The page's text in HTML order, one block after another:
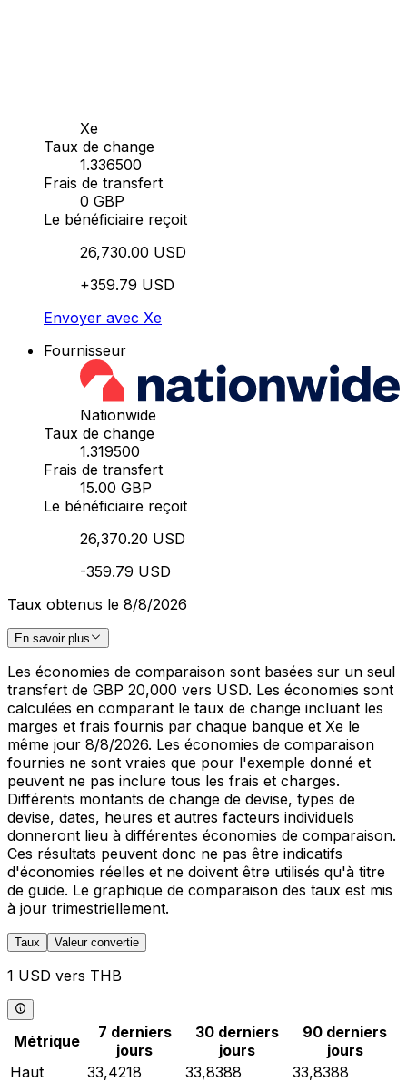
Xe
Taux de change
1.336500
Frais de transfert
0 GBP
Le bénéficiaire reçoit
26,730.00 USD
+359.79 USD
Envoyer avec Xe
Fournisseur
Nationwide
Taux de change
1.319500
Frais de transfert
15.00 GBP
Le bénéficiaire reçoit
26,370.20 USD
-359.79 USD
Taux obtenus le 8/8/2026
En savoir plus
Les économies de comparaison sont basées sur un seul
transfert de GBP 20,000 vers USD. Les économies sont
calculées en comparant le taux de change incluant les
marges et frais fournis par chaque banque et Xe le
même jour 8/8/2026. Les économies de comparaison
fournies ne sont vraies que pour l'exemple donné et
peuvent ne pas inclure tous les frais et charges.
Différents montants de change de devise, types de
devise, dates, heures et autres facteurs individuels
donneront lieu à différentes économies de comparaison.
Ces résultats peuvent donc ne pas être indicatifs
d'économies réelles et ne doivent être utilisés qu'à titre
de guide. Le graphique de comparaison des taux est mis
à jour trimestriellement.
Taux Valeur convertie
1 USD vers THB
Métrique
7 derniers
jours
30 derniers
jours
90 derniers
jours
Haut
33,4218 33,8388
33,8388